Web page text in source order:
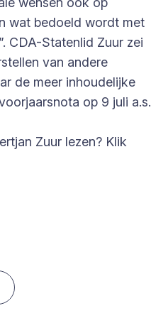
wat bedoeld wordt met
CDA-Statenlid Zuur zei
van andere
de meer inhoudelijke
op 9 juli a.s.
Zuur lezen? Klik